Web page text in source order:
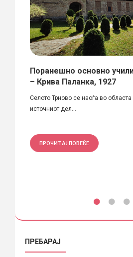
Поранешно основно
– Крива Паланка, 1927
Селото Трново се наоѓа во
источниот дел...
ПРОЧИТАЈ ПОВЕЌЕ
ПРЕБАРАЈ